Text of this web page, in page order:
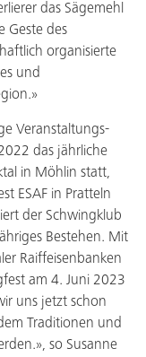
das Sägemehl
Geste des
organisierte
und
Veranstaltungs-
das jährliche
in Möhlin statt,
ESAF in Pratteln
der Schwingklub
Bestehen. Mit
Raiffeisenbanken
am 4. Juni 2023
uns jetzt schon
Traditionen und
so Susanne